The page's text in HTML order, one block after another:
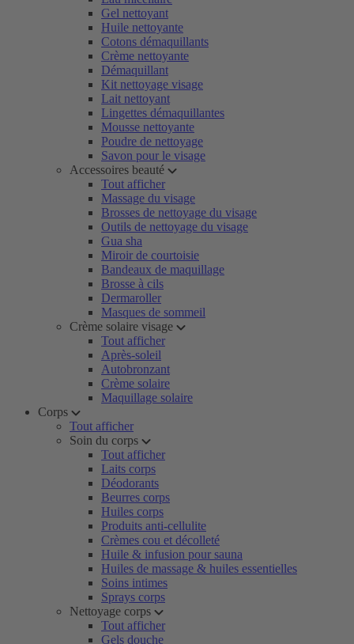
Gel nettoyant
Huile nettoyante
Cotons démaquillants
Crème nettoyante
Démaquillant
Kit nettoyage visage
Lait nettoyant
Lingettes démaquillantes
Mousse nettoyante
Poudre de nettoyage
Savon pour le visage
Accessoires beauté
Tout afficher
Massage du visage
Brosses de nettoyage du visage
Outils de nettoyage du visage
Gua sha
Miroir de courtoisie
Bandeaux de maquillage
Brosse à cils
Dermaroller
Masques de sommeil
Crème solaire visage
Tout afficher
Après-soleil
Autobronzant
Crème solaire
Maquillage solaire
Corps
Tout afficher
Soin du corps
Tout afficher
Laits corps
Déodorants
Beurres corps
Huiles corps
Produits anti-cellulite
Crèmes cou et décolleté
Huile & infusion pour sauna
Huiles de massage & huiles essentielles
Soins intimes
Sprays corps
Nettoyage corps
Tout afficher
Gels douche